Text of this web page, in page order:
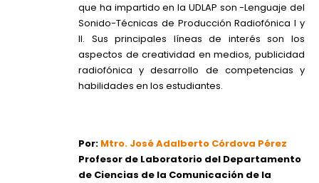
que ha impartido en la UDLAP son -Lenguaje del
Sonido-Técnicas de Producción Radiofónica I y
II. Sus principales líneas de interés son los
aspectos de creatividad en medios, publicidad
radiofónica y desarrollo de competencias y
habilidades en los estudiantes.
Por: Mtro. José Adalberto Córdova Pérez
Profesor de Laboratorio del Departamento
de Ciencias de la Comunicación de la